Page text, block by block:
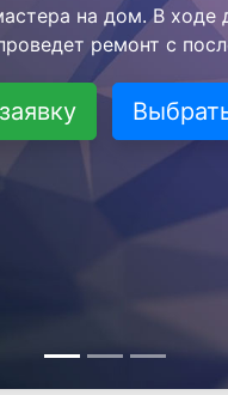
ремонта.
при возвращении